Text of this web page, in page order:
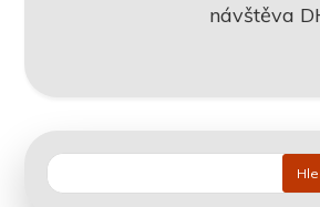
návštěva